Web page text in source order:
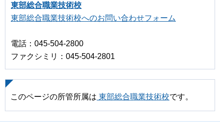
東部総合職業技術校
東部総合職業技術校へのお問い合わせフォーム
電話：045-504-2800
ファクシミリ：045-504-2801
このページの所管所属は 東部総合職業技術校です。